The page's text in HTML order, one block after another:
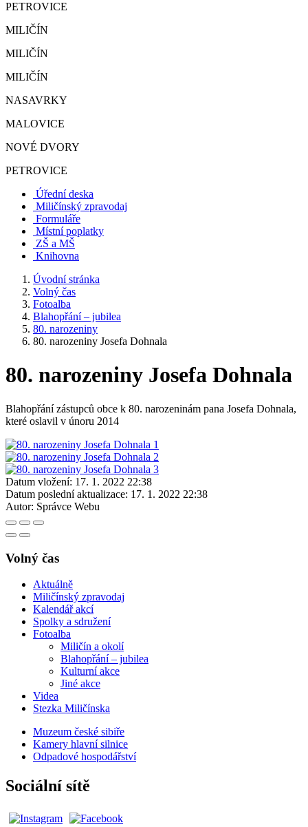
PETROVICE
MILIČÍN
MILIČÍN
MILIČÍN
NASAVRKY
MALOVICE
NOVÉ DVORY
PETROVICE
Úřední deska
Miličínský zpravodaj
Formuláře
Místní poplatky
ZŠ a MŠ
Knihovna
Úvodní stránka
Volný čas
Fotoalba
Blahopřání – jubilea
80. narozeniny
80. narozeniny Josefa Dohnala
80. narozeniny Josefa Dohnala
Blahopřání zástupců obce k 80. narozeninám pana Josefa Dohnala,
které oslavil v únoru 2014
Datum vložení: 17. 1. 2022 22:38
Datum poslední aktualizace: 17. 1. 2022 22:38
Autor: Správce Webu
Volný čas
Aktuálně
Miličínský zpravodaj
Kalendář akcí
Spolky a sdružení
Fotoalba
Miličín a okolí
Blahopřání – jubilea
Kulturní akce
Jiné akce
Videa
Stezka Miličínska
Muzeum české sibiře
Kamery hlavní silnice
Odpadové hospodářství
Sociální sítě